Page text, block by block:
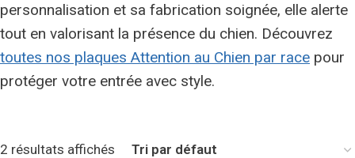
personnalisation et sa fabrication soignée, elle alerte
tout en valorisant la présence du chien. Découvrez
toutes nos plaques Attention au Chien par race pour
protéger votre entrée avec style.
2 résultats affichés